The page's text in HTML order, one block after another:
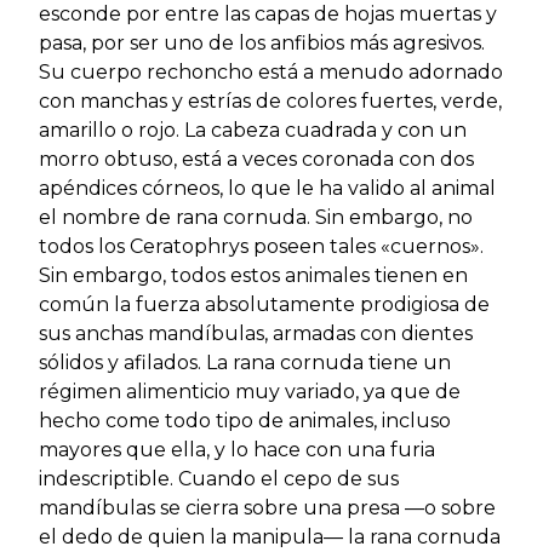
esconde por entre las capas de hojas muertas y
pasa, por ser uno de los anfibios más agresivos.
Su cuerpo rechoncho está a menudo adornado
con manchas y estrías de colores fuertes, verde,
amarillo o rojo. La cabeza cuadrada y con un
morro obtuso, está a veces coronada con dos
apéndices córneos, lo que le ha valido al animal
el nombre de rana cornuda. Sin embargo, no
todos los Ceratophrys poseen tales «cuernos».
Sin embargo, todos estos animales tienen en
común la fuerza absolutamente prodigiosa de
sus anchas mandíbulas, armadas con dientes
sólidos y afilados. La rana cornuda tiene un
régimen alimenticio muy variado, ya que de
hecho come todo tipo de animales, incluso
mayores que ella, y lo hace con una furia
indescriptible. Cuando el cepo de sus
mandíbulas se cierra sobre una presa —o sobre
el dedo de quien la manipula— la rana cornuda